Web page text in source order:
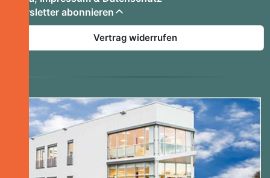
Newsletter abonnieren
Vertrag widerrufen